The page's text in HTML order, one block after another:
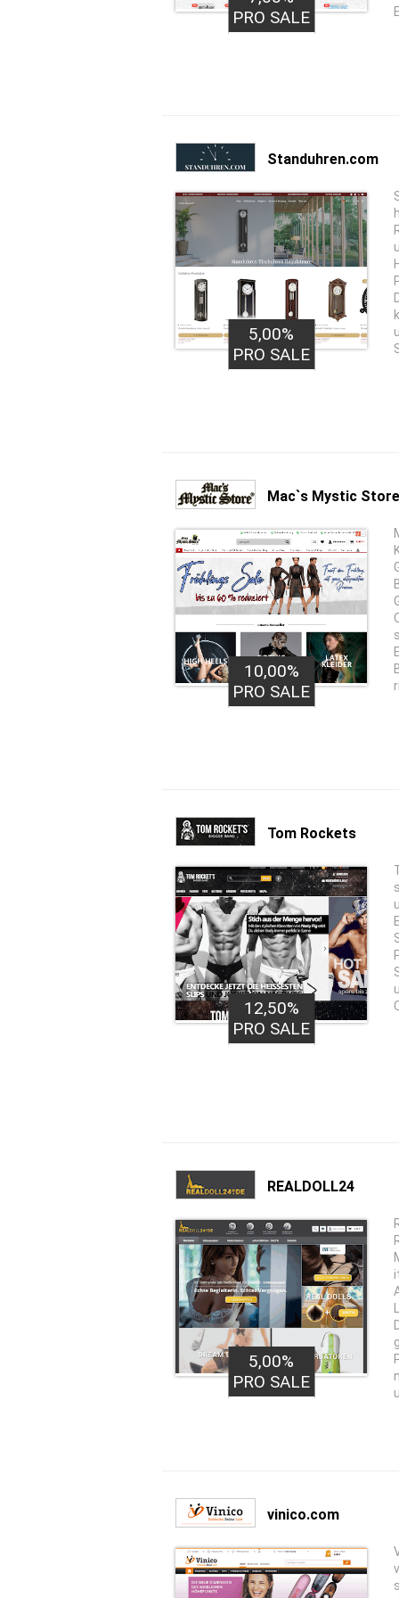
PRO SALE
Standuhren.com
5,00%
PRO SALE
Mac`s Mystic Store
10,00%
PRO SALE
Tom Rockets
12,50%
PRO SALE
REALDOLL24
5,00%
PRO SALE
vinico.com